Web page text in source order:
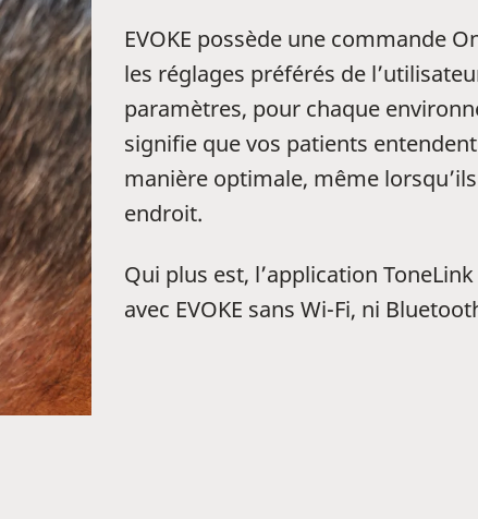
EVOKE possède une commande
les réglages préférés de
paramètres, pour chaque
signifie que vos patients
manière optimale, même
endroit.
Qui plus est, l’application
avec EVOKE sans Wi-Fi, ni